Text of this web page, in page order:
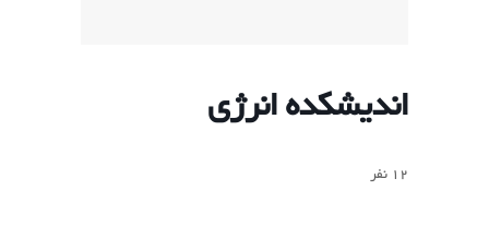
اندیشکده انرژی
12 نفر